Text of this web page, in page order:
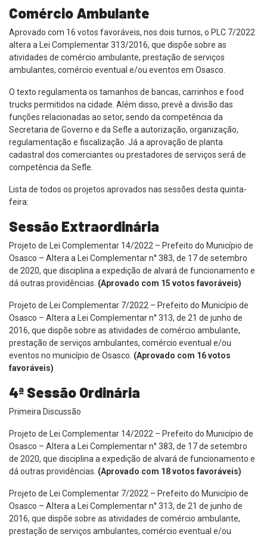
Comércio Ambulante
Aprovado com 16 votos favoráveis, nos dois turnos, o PLC 7/2022
altera a Lei Complementar 313/2016, que dispõe sobre as
atividades de comércio ambulante, prestação de serviços
ambulantes, comércio eventual e/ou eventos em Osasco.
O texto regulamenta os tamanhos de bancas, carrinhos e food
trucks permitidos na cidade. Além disso, prevê a divisão das
funções relacionadas ao setor, sendo da competência da
Secretaria de Governo e da Sefle a autorização, organização,
regulamentação e fiscalização. Já a aprovação de planta
cadastral dos comerciantes ou prestadores de serviços será de
competência da Sefle.
Lista de todos os projetos aprovados nas sessões desta quinta-
feira:
Sessão Extraordinária
Projeto de Lei Complementar 14/2022 – Prefeito do Município de
Osasco – Altera a Lei Complementar n° 383, de 17 de setembro
de 2020, que disciplina a expedição de alvará de funcionamento e
dá outras providências. (Aprovado com 15 votos favoráveis)
Projeto de Lei Complementar 7/2022 – Prefeito do Município de
Osasco – Altera a Lei Complementar n° 313, de 21 de junho de
2016, que dispõe sobre as atividades de comércio ambulante,
prestação de serviços ambulantes, comércio eventual e/ou
eventos no município de Osasco. (Aprovado com 16 votos
favoráveis)
4ª Sessão Ordinária
Primeira Discussão
Projeto de Lei Complementar 14/2022 – Prefeito do Município de
Osasco – Altera a Lei Complementar n° 383, de 17 de setembro
de 2020, que disciplina a expedição de alvará de funcionamento e
dá outras providências. (Aprovado com 18 votos favoráveis)
Projeto de Lei Complementar 7/2022 – Prefeito do Município de
Osasco – Altera a Lei Complementar n° 313, de 21 de junho de
2016, que dispõe sobre as atividades de comércio ambulante,
prestação de serviços ambulantes, comércio eventual e/ou